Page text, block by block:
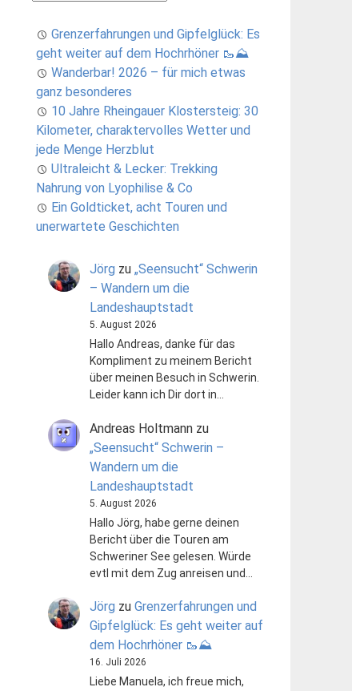
Grenzerfahrungen und Gipfelglück: Es
geht weiter auf dem Hochrhöner 🥾⛰️
Wanderbar! 2026 – für mich etwas
ganz besonderes
10 Jahre Rheingauer Klostersteig: 30
Kilometer, charaktervolles Wetter und
jede Menge Herzblut
Ultraleicht & Lecker: Trekking
Nahrung von Lyophilise & Co
Ein Goldticket, acht Touren und
unerwartete Geschichten
Jörg zu „Seensucht“ Schwerin
– Wandern um die
Landeshauptstadt
5. August 2026
Hallo Andreas, danke für das
Kompliment zu meinem Bericht
über meinen Besuch in Schwerin.
Leider kann ich Dir dort in…
Andreas Holtmannzu
„Seensucht“ Schwerin –
Wandern um die
Landeshauptstadt
5. August 2026
Hallo Jörg, habe gerne deinen
Bericht über die Touren am
Schweriner See gelesen. Würde
evtl mit dem Zug anreisen und…
Jörg zu Grenzerfahrungen und
Gipfelglück: Es geht weiter auf
dem Hochrhöner 🥾⛰️
16. Juli 2026
Liebe Manuela, ich freue mich,